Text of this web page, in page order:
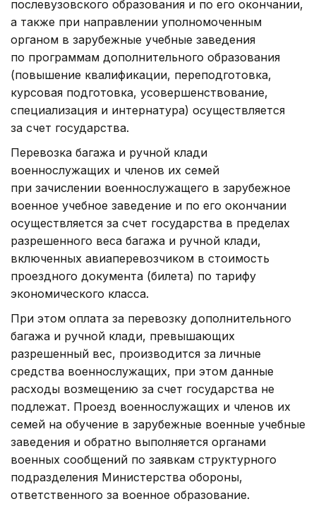
послевузовского образования и по его окончании,
а также при направлении уполномоченным
органом в зарубежные учебные заведения
по программам дополнительного образования
(повышение квалификации, переподготовка,
курсовая подготовка, усовершенствование,
специализация и интернатура) осуществляется
за счет государства.
Перевозка багажа и ручной клади
военнослужащих и членов их семей
при зачислении военнослужащего в зарубежное
военное учебное заведение и по его окончании
осуществляется за счет государства в пределах
разрешенного веса багажа и ручной клади,
включенных авиаперевозчиком в стоимость
проездного документа (билета) по тарифу
экономического класса.
При этом оплата за перевозку дополнительного
багажа и ручной клади, превышающих
разрешенный вес, производится за личные
средства военнослужащих, при этом данные
расходы возмещению за счет государства не
подлежат. Проезд военнослужащих и членов их
семей на обучение в зарубежные военные учебные
заведения и обратно выполняется органами
военных сообщений по заявкам структурного
подразделения Министерства обороны,
ответственного за военное образование.